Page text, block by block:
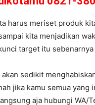
harus meriset produk
kita menjadikan
target itu
sedikit
jika kamu semua
aja hubungi